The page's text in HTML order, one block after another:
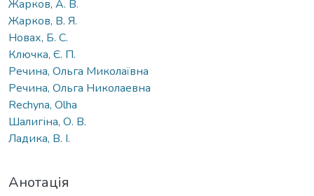
Жарков, А. В.
Жарков, В. Я.
Новах, Б. С.
Ключка, Є. П.
Речина, Ольга Миколаївна
Речина, Ольга Николаевна
Rechyna, Olha
Шалигіна, О. В.
Ладика, В. І.
Анотація